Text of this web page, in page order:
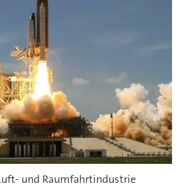
und Raumfahrtindustrie